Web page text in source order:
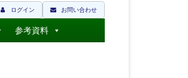
お問い合わせ
ログイン
参考資料